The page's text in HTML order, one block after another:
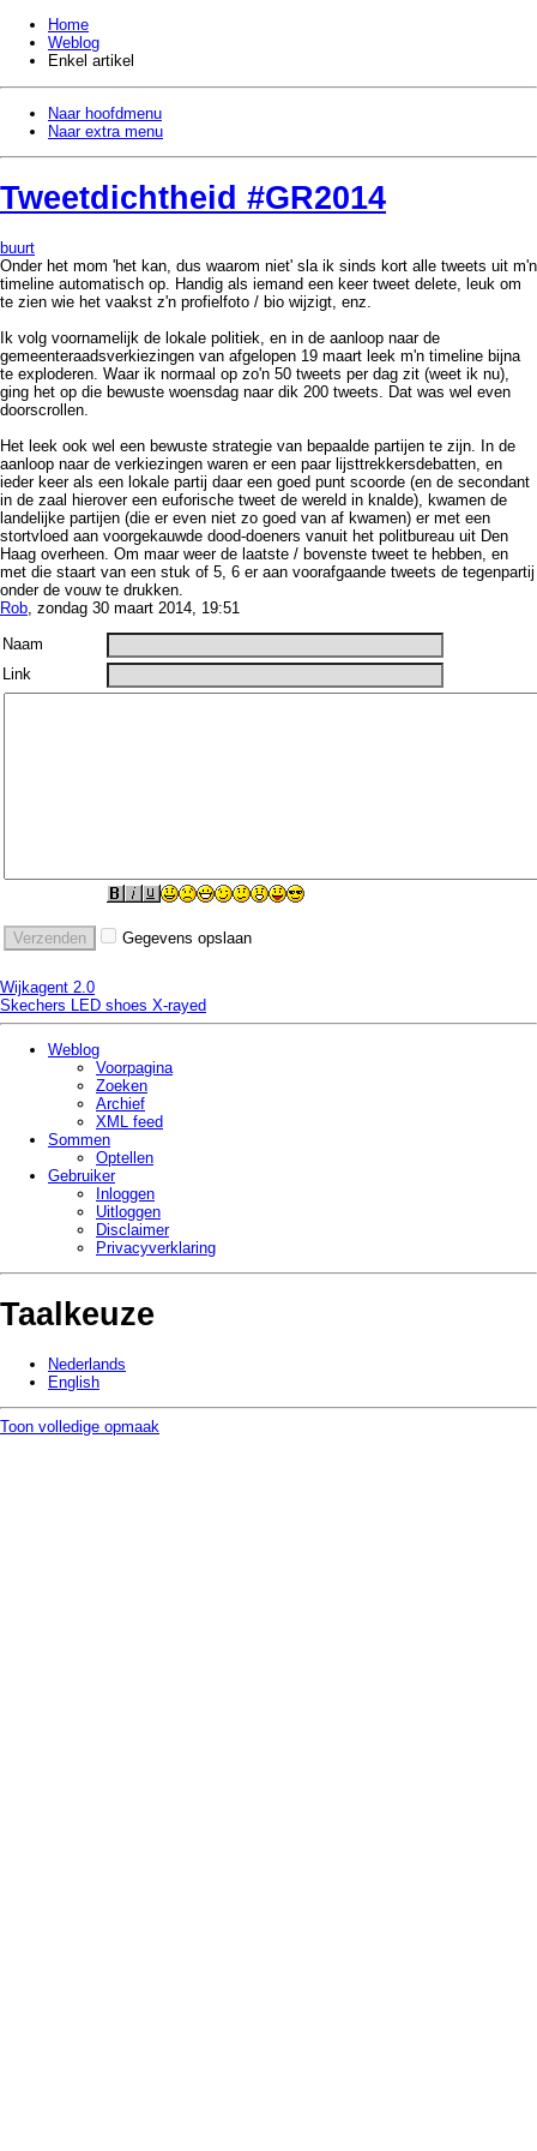
Home
Weblog
Enkel artikel
Naar hoofdmenu
Naar extra menu
Tweetdichtheid #GR2014
buurt
Onder het mom 'het kan, dus waarom niet' sla ik sinds kort alle tweets uit m'n
timeline automatisch op. Handig als iemand een keer tweet delete, leuk om
te zien wie het vaakst z'n profielfoto / bio wijzigt, enz.
Ik volg voornamelijk de lokale politiek, en in de aanloop naar de
gemeenteraadsverkiezingen van afgelopen 19 maart leek m'n timeline bijna
te exploderen. Waar ik normaal op zo'n 50 tweets per dag zit (weet ik nu),
ging het op die bewuste woensdag naar dik 200 tweets. Dat was wel even
doorscrollen.
Het leek ook wel een bewuste strategie van bepaalde partijen te zijn. In de
aanloop naar de verkiezingen waren er een paar lijsttrekkersdebatten, en
ieder keer als een lokale partij daar een goed punt scoorde (en de secondant
in de zaal hierover een euforische tweet de wereld in knalde), kwamen de
landelijke partijen (die er even niet zo goed van af kwamen) er met een
stortvloed aan voorgekauwde dood-doeners vanuit het politbureau uit Den
Haag overheen. Om maar weer de laatste / bovenste tweet te hebben, en
met die staart van een stuk of 5, 6 er aan voorafgaande tweets de tegenpartij
onder de vouw te drukken.
Rob, zondag 30 maart 2014, 19:51
Naam
Link
Gegevens opslaan
Wijkagent 2.0
Skechers LED shoes X-rayed
Weblog
Voorpagina
Zoeken
Archief
XML feed
Sommen
Optellen
Gebruiker
Inloggen
Uitloggen
Disclaimer
Privacy­verklaring
Taalkeuze
Nederlands
English
Toon volledige opmaak